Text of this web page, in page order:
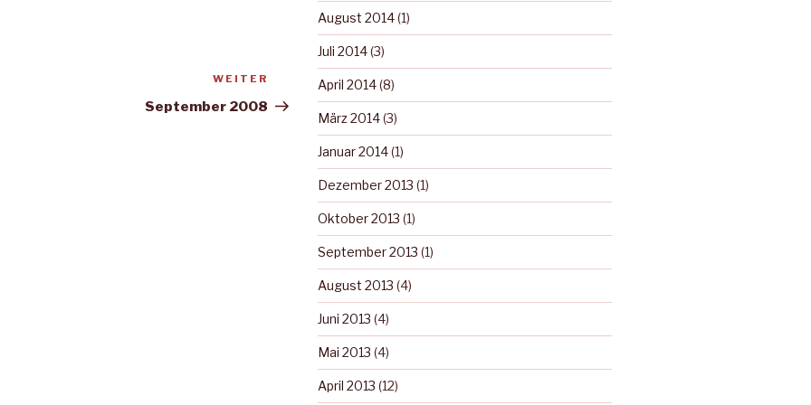
Nächster
Beitrag
WEITER
September 2008
August 2014(1)
Juli 2014(3)
April 2014(8)
März 2014(3)
Januar 2014(1)
Dezember 2013 (1)
Oktober 2013 (1)
September 2013 (1)
August 2013 (4)
Juni 2013 (4)
Mai 2013 (4)
April 2013 (12)